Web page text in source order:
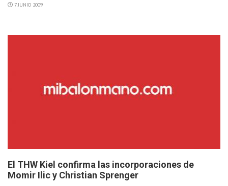
7 JUNIO 2009
El THW Kiel confirma las incorporaciones de
Momir Ilic y Christian Sprenger